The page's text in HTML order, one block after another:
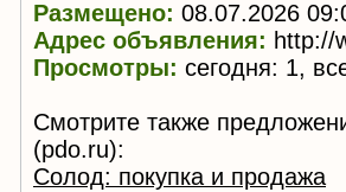
Размещено: 08.07.2026
Адрес объявления: http://
Просмотры: сегодня: 1,
Смотрите также
(pdo.ru):
Солод: покупка и продажа